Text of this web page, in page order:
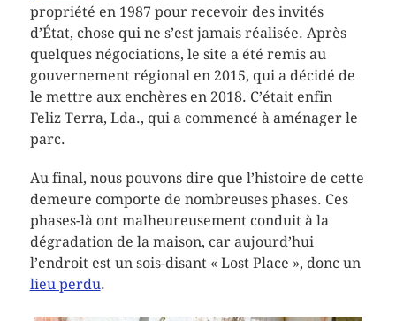
propriété en 1987 pour recevoir des invités
d’État, chose qui ne s’est jamais réalisée. Après
quelques négociations, le site a été remis au
gouvernement régional en 2015, qui a décidé de
le mettre aux enchères en 2018. C’était enfin
Feliz Terra, Lda., qui a commencé à aménager le
parc.
Au final, nous pouvons dire que l’histoire de cette
demeure comporte de nombreuses phases. Ces
phases-là ont malheureusement conduit à la
dégradation de la maison, car aujourd’hui
l’endroit est un sois-disant « Lost Place », donc un
lieu perdu.